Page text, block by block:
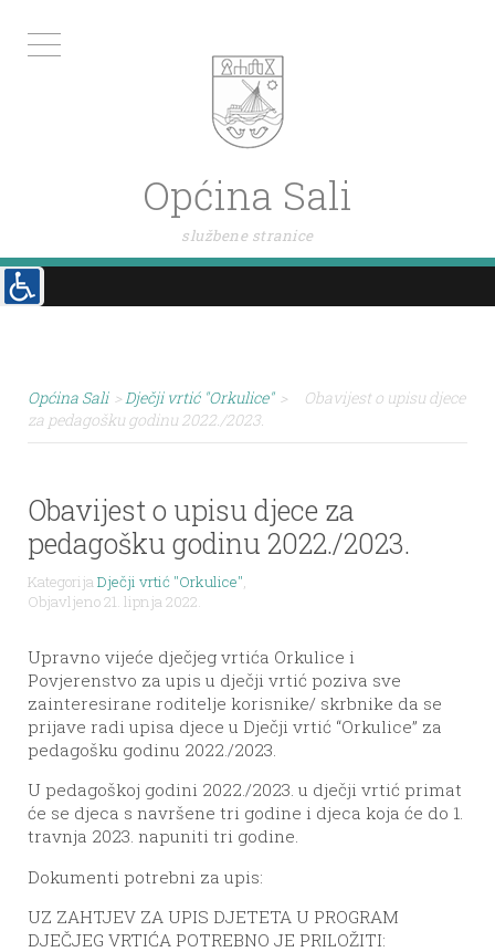
Općina Sali
službene stranice
Općina Sali > Dječji vrtić "Orkulice" >
Obavijest o upisu djece
za pedagošku godinu 2022./2023.
Obavijest o upisu djece za
pedagošku godinu 2022./2023.
KategorijaDječji vrtić "Orkulice",
Objavljeno 21. lipnja 2022.
Upravno vijeće dječjeg vrtića Orkulice i
Povjerenstvo za upis u dječji vrtić poziva sve
zainteresirane roditelje korisnike/ skrbnike da se
prijave radi upisa djece u Dječji vrtić “Orkulice” za
pedagošku godinu 2022./2023.
U pedagoškoj godini 2022./2023. u dječji vrtić primat
će se djeca s navršene tri godine i djeca koja će do 1.
travnja 2023. napuniti tri godine.
Dokumenti potrebni za upis:
UZ ZAHTJEV ZA UPIS DJETETA U PROGRAM
DJEČJEG VRTIĆA POTREBNO JE PRILOŽITI: